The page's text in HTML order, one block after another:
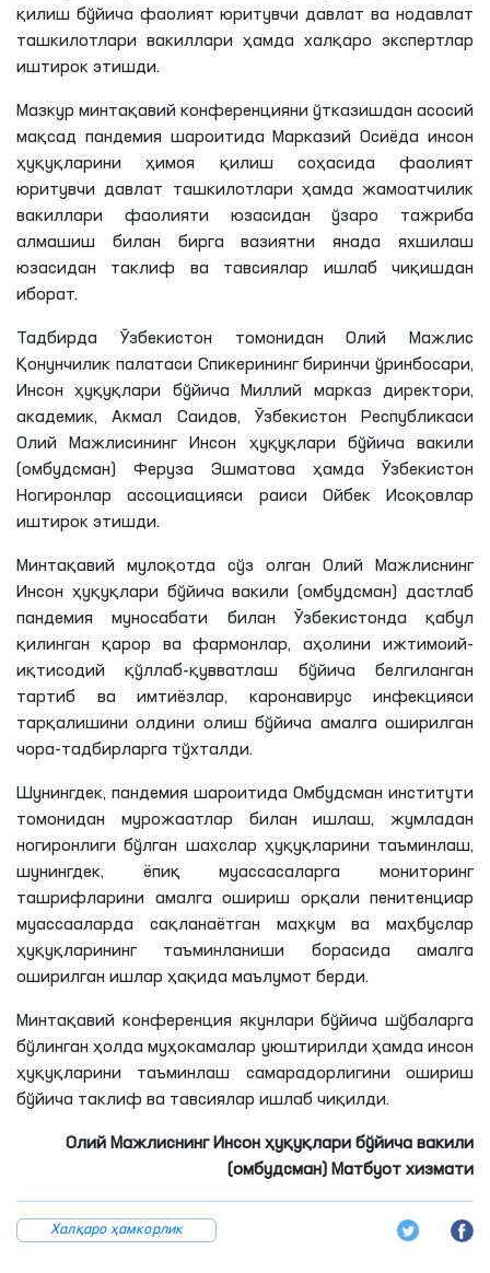
қилиш бўйича фаолият юритувчи давлат ва нодавлат
ташкилотлари вакиллари ҳамда халқаро экспертлар
иштирок этишди.
Мазкур минтақавий конференцияни ўтказишдан асосий
мақсад пандемия шароитида Марказий Осиёда инсон
ҳуқуқларини ҳимоя қилиш соҳасида фаолият
юритувчи давлат ташкилотлари ҳамда жамоатчилик
вакиллари фаолияти юзасидан ўзаро тажриба
алмашиш билан бирга вазиятни янада яхшилаш
юзасидан таклиф ва тавсиялар ишлаб чиқишдан
иборат.
Тадбирда Ўзбекистон томонидан Олий Мажлис
Қонунчилик палатаси Спикерининг биринчи ўринбосари,
Инсон ҳуқуқлари бўйича Миллий марказ директори,
академик, Акмал Саидов, Ўзбекистон Республикаси
Олий Мажлисининг Инсон ҳуқуқлари бўйича вакили
(омбудсман) Феруза Эшматова ҳамда Ўзбекистон
Ногиронлар ассоциацияси раиси Ойбек Исоқовлар
иштирок этишди.
Минтақавий мулоқотда сўз олган Олий Мажлиснинг
Инсон ҳуқуқлари бўйича вакили (омбудсман) дастлаб
пандемия муносабати билан Ўзбекистонда қабул
қилинган қарор ва фармонлар, аҳолини ижтимоий-
иқтисодий қўллаб-қувватлаш бўйича белгиланган
тартиб ва имтиёзлар, каронавирус инфекцияси
тарқалишини олдини олиш бўйича амалга оширилган
чора-тадбирларга тўхталди.
Шунингдек, пандемия шароитида Омбудсман институти
томонидан мурожаатлар билан ишлаш, жумладан
ногиронлиги бўлган шахслар ҳуқуқларини таъминлаш,
шунингдек, ёпиқ муассасаларга мониторинг
ташрифларини амалга ошириш орқали пенитенциар
муассааларда сақланаётган маҳкум ва маҳбуслар
ҳуқуқларининг таъминланиши борасида амалга
оширилган ишлар ҳақида маълумот берди.
Минтақавий конференция якунлари бўйича шўбаларга
бўлинган ҳолда муҳокамалар уюштирилди ҳамда инсон
ҳуқуқларини таъминлаш самарадорлигини ошириш
бўйича таклиф ва тавсиялар ишлаб чиқилди.
Олий Мажлиснинг Инсон ҳуқуқлари бўйича вакили
(омбудсман) Матбуот хизмати
Халқаро ҳамкорлик